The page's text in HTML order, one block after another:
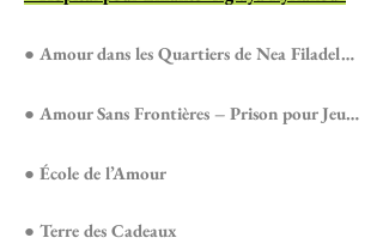
● Amour dans les Quartiers de Nea Filadelfia
● Amour Sans Frontières – Prison pour Jeunes d’Avlona
● École de l’Amour
● Terre des Cadeaux